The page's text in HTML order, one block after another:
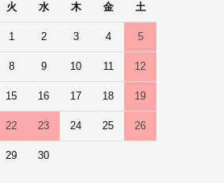
火 水 木 金 土
1 2 3 4 5
8 9 10 11 12
15 16 17 18 19
22 23 24 25 26
29 30